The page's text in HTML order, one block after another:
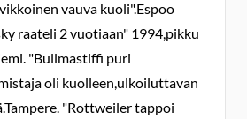
vauva kuoli".Espoo
raateli 2 vuotiaan" 1994,pikku
"Bullmastiffi puri
oli kuolleen,ulkoiluttavan
"Rottweiler tappoi